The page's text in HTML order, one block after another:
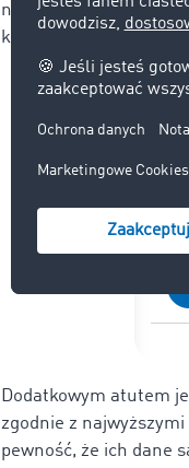
nimi. To znaczące
kluczowe znaczenie.
Dodatkowym atutem
zgodnie z
pewność, że ich dane